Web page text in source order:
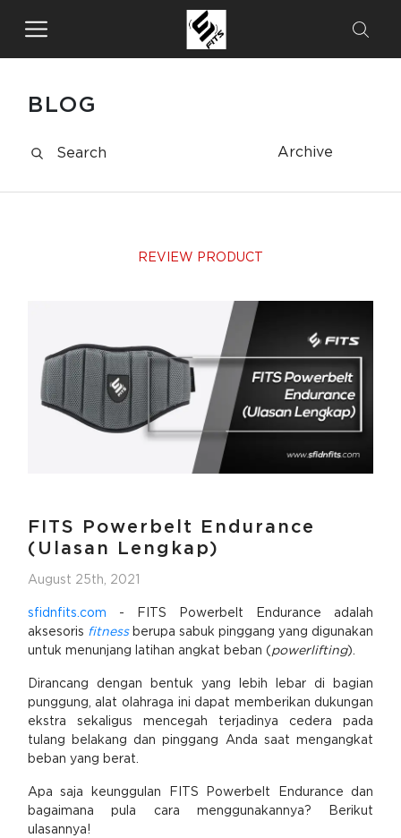
BLOG
Archive
REVIEW PRODUCT
FITS Powerbelt Endurance
(Ulasan Lengkap)
August 25th, 2021
sfidnfits.com - FITS Powerbelt Endurance adalah
aksesoris fitnessberupa sabuk pinggang yang digunakan
untuk menunjang latihan angkat beban ( powerlifting).
Dirancang dengan bentuk yang lebih lebar di bagian
punggung, alat olahraga ini dapat memberikan dukungan
ekstra sekaligus mencegah terjadinya cedera pada
tulang belakang dan pinggang Anda saat mengangkat
beban yang berat.
Apa saja keunggulan FITS Powerbelt Endurance dan
bagaimana pula cara menggunakannya? Berikut
ulasannya!